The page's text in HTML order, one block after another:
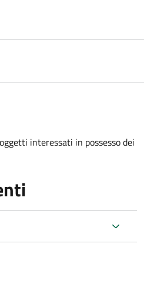
interessati in possesso dei